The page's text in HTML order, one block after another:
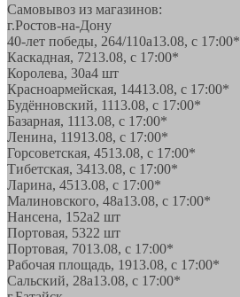
Самовывоз из магазинов:
г.Ростов-на-Дону
40-лет победы, 264/110а13.08, с 17:00*
Каскадная, 7213.08, с 17:00*
Королева, 30а4 шт
Красноармейская, 14413.08, с 17:00*
Будённовский, 1113.08, с 17:00*
Базарная, 1113.08, с 17:00*
Ленина, 11913.08, с 17:00*
Горсоветская, 4513.08, с 17:00*
Тибетская, 3413.08, с 17:00*
Ларина, 4513.08, с 17:00*
Малиновского, 48а13.08, с 17:00*
Нансена, 152а2 шт
Портовая, 5322 шт
Портовая, 7013.08, с 17:00*
Рабочая площадь, 1913.08, с 17:00*
Сальский, 28a13.08, с 17:00*